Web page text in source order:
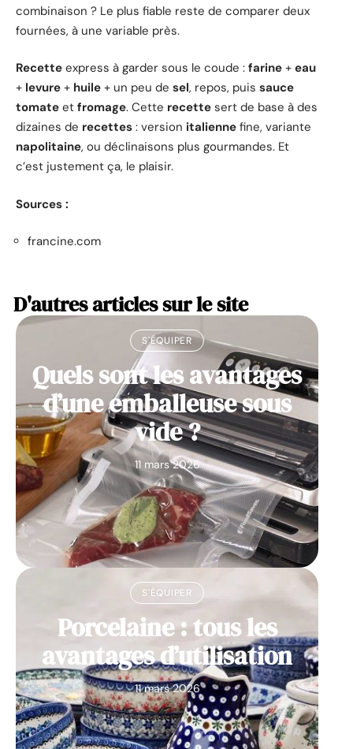
combinaison ? Le plus fiable reste de comparer deux
fournées, à une variable près.
Recette express à garder sous le coude : farine + eau
+ levure + huile + un peu de sel, repos, puis sauce
tomate et fromage. Cette recette sert de base à des
dizaines de recettes : version italienne fine, variante
napolitaine, ou déclinaisons plus gourmandes. Et
c’est justement ça, le plaisir.
Sources :
francine.com
D'autres articles sur le site
S'ÉQUIPER
Quels sont les avantages
d’une emballeuse sous
vide ?
11 mars 2026
S'ÉQUIPER
Porcelaine : tous les
avantages d’utilisation
11 mars 2026